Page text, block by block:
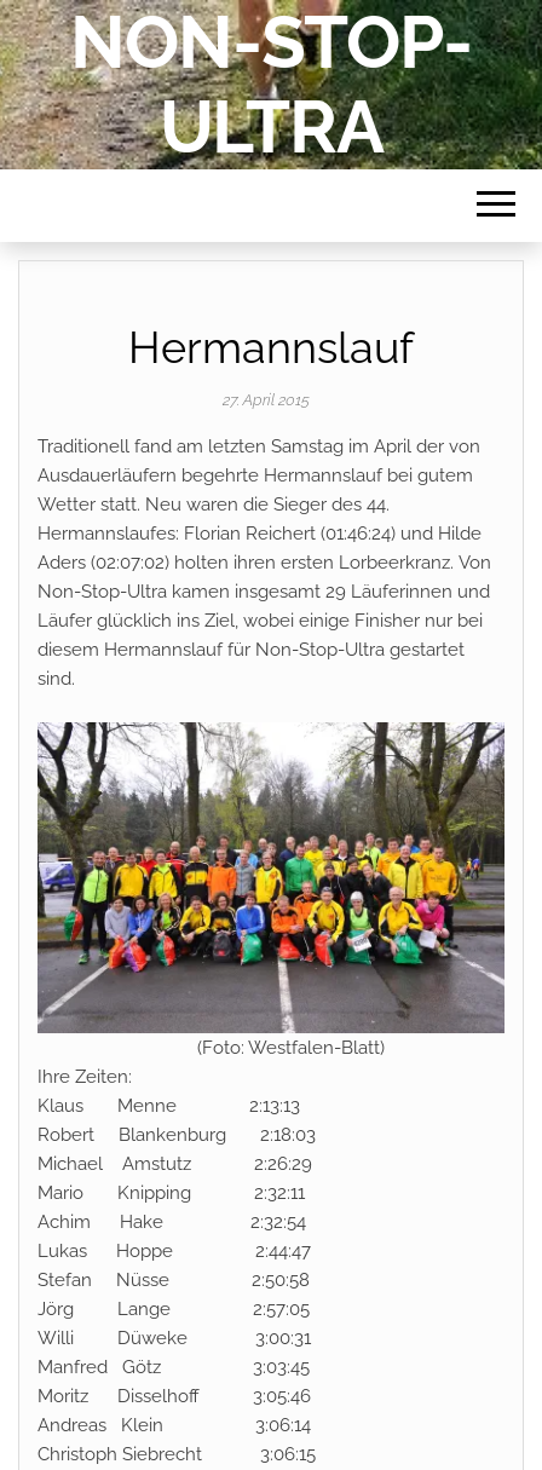
NON-STOP-
ULTRA
Hermannslauf
27. April 2015
Traditionell fand am letzten Samstag im April der von
Ausdauerläufern begehrte Hermannslauf bei gutem
Wetter statt. Neu waren die Sieger des 44.
Hermannslaufes: Florian Reichert (01:46:24) und Hilde
Aders (02:07:02) holten ihren ersten Lorbeerkranz. Von
Non-Stop-Ultra kamen insgesamt 29 Läuferinnen und
Läufer glücklich ins Ziel, wobei einige Finisher nur bei
diesem Hermannslauf für Non-Stop-Ultra gestartet
sind.
(Foto: Westfalen-Blatt)
Ihre Zeiten:
Klaus Menne 2:13:13
Robert Blankenburg 2:18:03
Michael Amstutz 2:26:29
Mario Knipping 2:32:11
Achim Hake 2:32:54
Lukas Hoppe 2:44:47
Stefan Nüsse 2:50:58
Jörg Lange 2:57:05
Willi Düweke 3:00:31
Manfred Götz 3:03:45
Moritz Disselhoff 3:05:46
Andreas Klein 3:06:14
Christoph Siebrecht 3:06:15